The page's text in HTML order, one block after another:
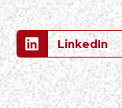
LinkedIn